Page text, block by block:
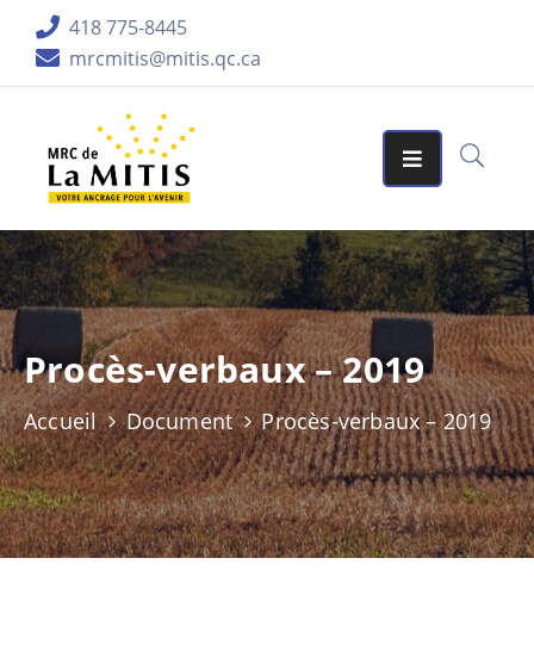
418 775-8445
mrcmitis@mitis.qc.ca
SERVICES
GRAPHIQUES
AIDES
FINANCIÈRES
PUBLICATIONS
LA
RÉGION
ACCUEIL
Procès-verbaux – 2019
Accueil Document Procès-verbaux – 2019